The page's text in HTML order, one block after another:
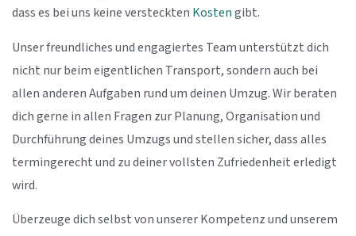
dass es bei uns keine versteckten Kostengibt.
Unser freundliches und engagiertes Team unterstützt dich
nicht nur beim eigentlichen Transport, sondern auch bei
allen anderen Aufgaben rund um deinen Umzug. Wir beraten
dich gerne in allen Fragen zur Planung, Organisation und
Durchführung deines Umzugs und stellen sicher, dass alles
termingerecht und zu deiner vollsten Zufriedenheit erledigt
wird.
Überzeuge dich selbst von unserer Kompetenz und unserem